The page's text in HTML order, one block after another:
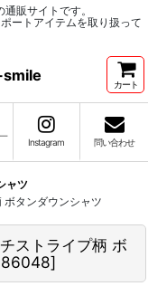
販サイトです。
ートアイテムを取り扱って
カート
Instagram 問い合わせ
ャツ
タンダウンシャツ
ストライプ柄 ボ
]